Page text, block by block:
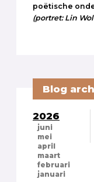
poëtische
(portret: Lin
Blog
2026
juni
mei
april
maart
februari
januari